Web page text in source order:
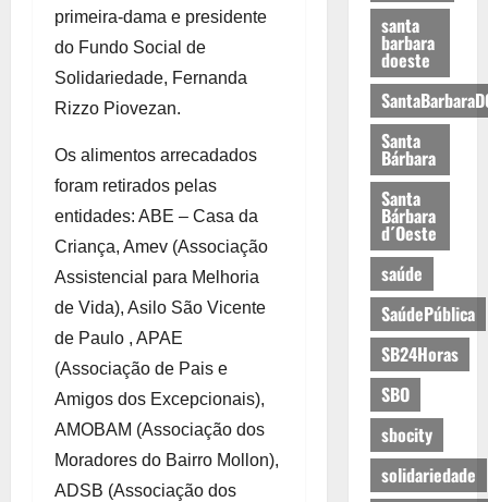
primeira-dama e presidente
do Fundo Social de
Solidariedade, Fernanda
Rizzo Piovezan.
Os alimentos arrecadados
foram retirados pelas
entidades: ABE – Casa da
Criança, Amev (Associação
Assistencial para Melhoria
de Vida), Asilo São Vicente
de Paulo , APAE
(Associação de Pais e
Amigos dos Excepcionais),
AMOBAM (Associação dos
Moradores do Bairro Mollon),
ADSB (Associação dos
santa
barbara
doeste
Santa
Bárbara
Santa
Bárbara
d´Oeste
saúde
SaúdePública
SB24Horas
SBO
sbocity
solidariedade